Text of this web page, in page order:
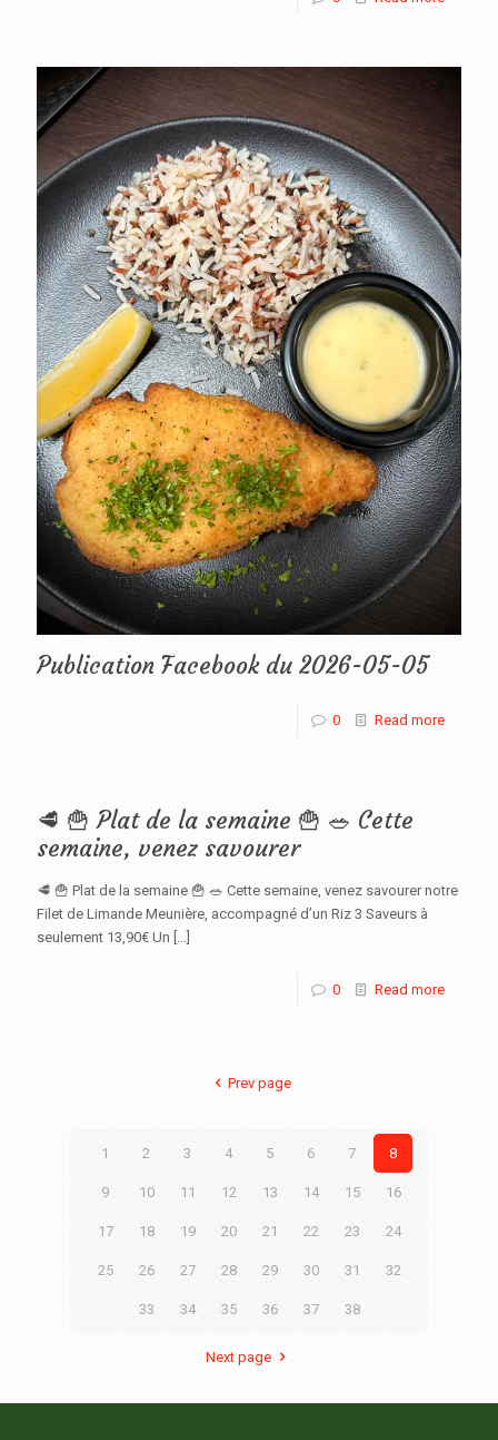
Publication Facebook du 2026-05-05
0 Read more
🥩 🍟 Plat de la semaine 🍟 🥗 Cette
semaine, venez savourer
🥩 🍟 Plat de la semaine 🍟 🥗 Cette semaine, venez savourer notre
Filet de Limande Meunière, accompagné d’un Riz 3 Saveurs à
seulement 13,90€ Un […]
0 Read more
Prev page
1 2 3 4 5 6 7 8
9 10 11 12 13 14 15 16
17 18 19 20 21 22 23 24
25 26 27 28 29 30 31 32
33 34 35 36 37 38
Next page